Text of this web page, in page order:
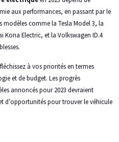
aux performances, en passant par le
comme la Tesla Model 3, la
Kona Electric, et la Volkswagen ID.4
à vos priorités en termes
et de budget. Les progrès
annoncés pour 2023 devraient
d’opportunités pour trouver le véhicule